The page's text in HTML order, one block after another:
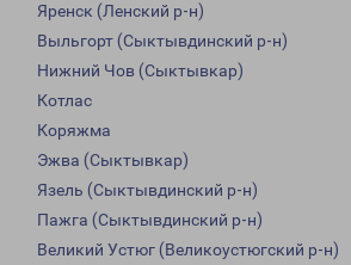
Яренск (Ленский р-н)
Выльгорт (Сыктывдинский р-н)
Нижний Чов (Сыктывкар)
Котлас
Коряжма
Эжва (Сыктывкар)
Язель (Сыктывдинский р-н)
Пажга (Сыктывдинский р-н)
Великий Устюг (Великоустюгский р-н)